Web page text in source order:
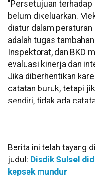
"Persetujuan
belum dikeluarkan.
diatur dalam
adalah tugas
Inspektorat, dan BKD
evaluasi kinerja dan
Jika diberhentikan
catatan buruk, tetapi
sendiri, tidak ada
Berita ini telah tayang
judul: Disdik Sulsel
kepsek mundur